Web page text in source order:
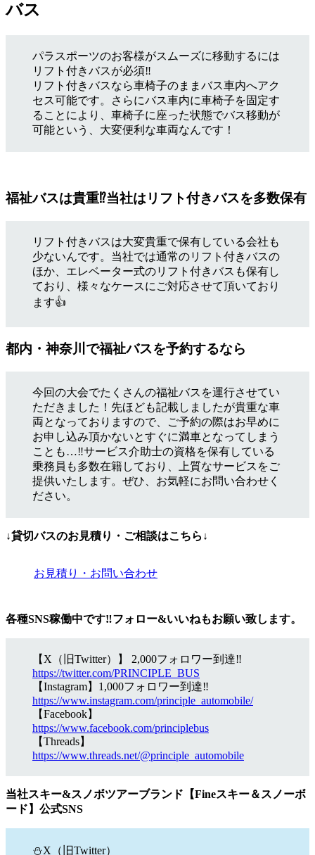
バス
パラスポーツのお客様がスムーズに移動するには
リフト付きバスが必須‼
リフト付きバスなら車椅子のままバス車内へアク
セス可能です。さらにバス車内に車椅子を固定す
ることにより、車椅子に座った状態でバス移動が
可能という、大変便利な車両なんです！
福祉バスは貴重⁉当社はリフト付きバスを多数保有
リフト付きバスは大変貴重で保有している会社も
少ないんです。当社では通常のリフト付きバスの
ほか、エレベーター式のリフト付きバスも保有し
ており、様々なケースにご対応させて頂いており
ます👍
都内・神奈川で福祉バスを予約するなら
今回の大会でたくさんの福祉バスを運行させてい
ただきました！先ほども記載しましたが貴重な車
両となっておりますので、ご予約の際はお早めに
お申し込み頂かないとすぐに満車となってしまう
ことも…‼サービス介助士の資格を保有している
乗務員も多数在籍しており、上質なサービスをご
提供いたします。ぜひ、お気軽にお問い合わせく
ださい。
↓貸切バスのお見積り・ご相談はこちら ↓
お見積り・お問い合わせ
各種SNS稼働中です‼フォロー&いいねもお願い致します。
【X（旧Twitter）】 2,000フォロワー到達‼
https://twitter.com/PRINCIPLE_BUS
【Instagram】1,000フォロワー到達‼
https://www.instagram.com/principle_automobile/
【Facebook】
https://www.facebook.com/principlebus
【Threads】
https://www.threads.net/@principle_automobile
当社スキー&スノボツアーブランド【Fineスキー＆スノーボ
ード】公式SNS
⛄X（旧Twitter）